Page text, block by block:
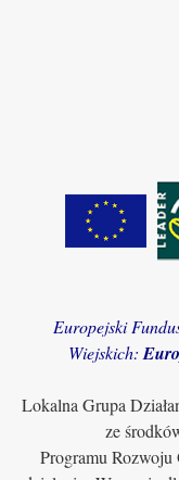
Europejski
Wiejskich:
Lokalna Grupa
ze
Programu